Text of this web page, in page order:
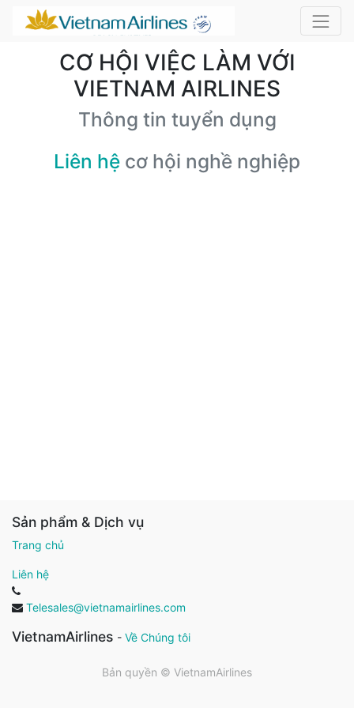
CƠ HỘI VIỆC LÀM VỚI
VIETNAM AIRLINES
Thông tin tuyển dụng
Liên hệ cơ hội nghề nghiệp
Sản phẩm & Dịch vụ
Trang chủ
Liên hệ
Telesales@vietnamairlines.com
VietnamAirlines - Về Chúng tôi
Bản quyền © VietnamAirlines